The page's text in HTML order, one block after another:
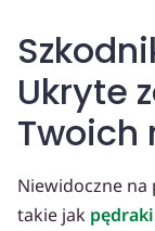
Ukryte
Twoich
Niewidoczne
takie jak